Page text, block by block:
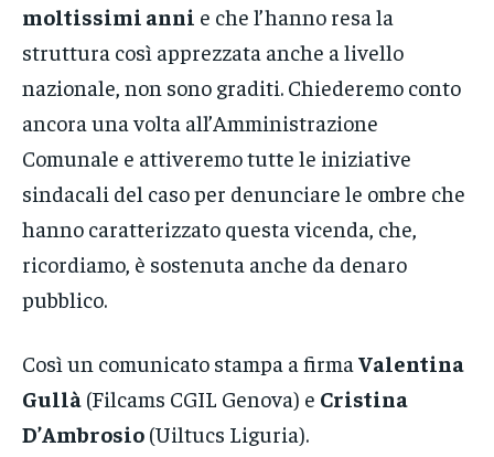
moltissimi anni e che l’hanno resa la
struttura così apprezzata anche a livello
nazionale, non sono graditi. Chiederemo conto
ancora una volta all’Amministrazione
Comunale e attiveremo tutte le iniziative
sindacali del caso per denunciare le ombre che
hanno caratterizzato questa vicenda, che,
ricordiamo, è sostenuta anche da denaro
pubblico.
Così un comunicato stampa a firma Valentina
Gullà (Filcams CGIL Genova) e Cristina
D’Ambrosio (Uiltucs Liguria).